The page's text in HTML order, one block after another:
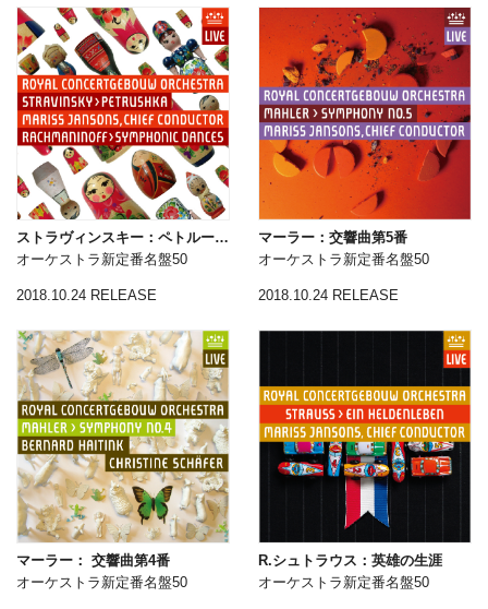
ストラヴィンスキー：ペトルーシュカ
オーケストラ新定番名盤50
2018.10.24 RELEASE
マーラー：交響曲第5番
オーケストラ新定番名盤50
2018.10.24 RELEASE
マーラー： 交響曲第4番
オーケストラ新定番名盤50
R.シュトラウス：英雄の生涯
オーケストラ新定番名盤50